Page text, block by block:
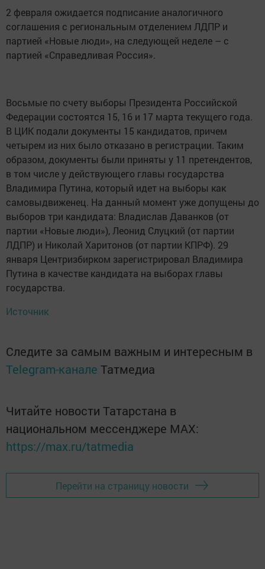
2 февраля ожидается подписание аналогичного
соглашения с региональным отделением ЛДПР и
партией «Новые люди», на следующей неделе – с
партией «Справедливая Россия».
Восьмые по счету выборы Президента Российской
Федерации состоятся 15, 16 и 17 марта текущего года.
В ЦИК подали документы 15 кандидатов, причем
четырем из них было отказано в регистрации. Таким
образом, документы были приняты у 11 претендентов,
в том числе у действующего главы государства
Владимира Путина, который идет на выборы как
самовыдвиженец. На данный момент уже допущены до
выборов три кандидата: Владислав Даванков (от
партии «Новые люди»), Леонид Слуцкий (от партии
ЛДПР) и Николай Харитонов (от партии КПРФ). 29
января Центризбирком зарегистрировал Владимира
Путина в качестве кандидата на выборах главы
государства.
Источник
Следите за самым важным и интересным в
Telegram-канале Татмедиа
Читайте новости Татарстана в
национальном мессенджере MАХ:
https://max.ru/tatmedia
Перейти на страницу новости